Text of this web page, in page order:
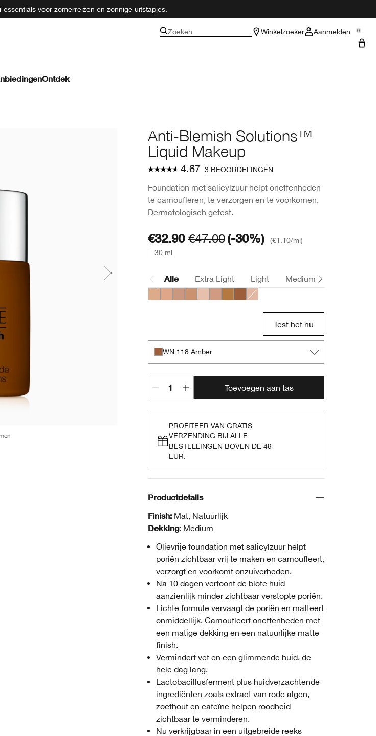
voor zomerreizen en zonnige uitstapjes.
Zoeken Winkelzoeker Aanmelden 0
Ontdek
Anti-Blemish Solutions™
Liquid Makeup
4.67 3 BEOORDELINGEN
Foundation met salicylzuur helpt oneffenheden
te camoufleren, te verzorgen en te voorkomen.
Dermatologisch getest.
€32.90€47.00(-30%) €1.10/ml
30 ml
Alle Extra Light Light Medium
Test het nu
WN 118 Amber
Toevoegen aan tas
PROFITEER VAN GRATIS
VERZENDING BIJ ALLE
BESTELLINGEN BOVEN DE 49
EUR.
Productdetails
Finish: Mat, Natuurlijk
Dekking: Medium
Olievrije foundation met salicylzuur helpt
poriën zichtbaar vrij te maken en camoufleert,
verzorgt en voorkomt onzuiverheden.
Na 10 dagen vertoont de blote huid
aanzienlijk minder zichtbaar verstopte poriën.
Lichte formule vervaagt de poriën en matteert
onmiddellijk. Camoufleert oneffenheden met
een matige dekking en een natuurlijke matte
finish.
Vermindert vet en een glimmende huid, de
hele dag lang.
Lactobacillusferment plus huidverzachtende
ingrediënten zoals extract van rode algen,
zoethout en cafeïne helpen roodheid
zichtbaar te verminderen.
Nu verkrijgbaar in een uitgebreide reeks